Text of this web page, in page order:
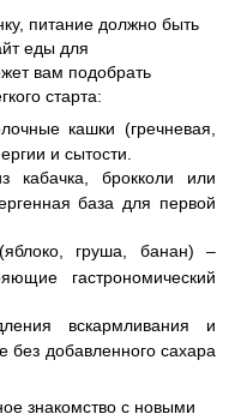
питание должно быть
еды для
вам подобрать
старта:
кашки (гречневая,
и сытости.
брокколи или
база для первой
груша, банан) –
гастрономический
вскармливания и
без добавленного сахара
знакомство с новыми